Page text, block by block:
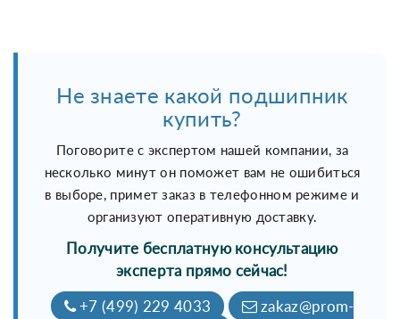
Не знаете какой подшипник
купить?
Поговорите с экспертом нашей компании, за
несколько минут он поможет вам не ошибиться
в выборе, примет заказ в телефонном режиме и
организуют оперативную доставку.
Получите бесплатную консультацию
эксперта прямо сейчас!
+7 (499) 229 4033
zakaz@prom-